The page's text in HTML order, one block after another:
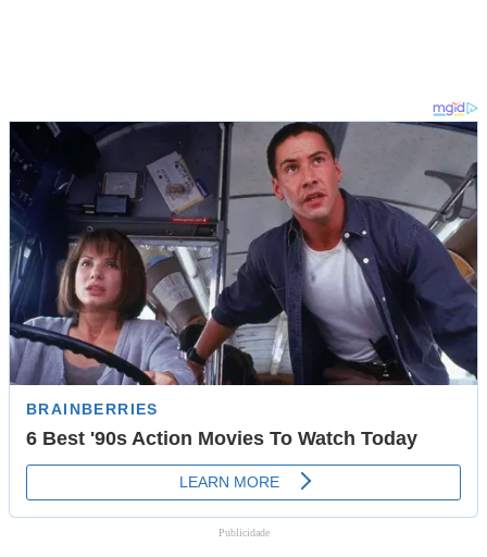
Publicidade